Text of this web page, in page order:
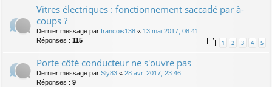
Vitres électriques : fonctionnement saccadé par à-
coups ?
Dernier message par francois138 « 13 mai 2017, 08:41
Réponses : 115 1 2 3 4 5
Porte côté conducteur ne s'ouvre pas
Dernier message par Sly83 « 28 avr. 2017, 23:46
Réponses : 9